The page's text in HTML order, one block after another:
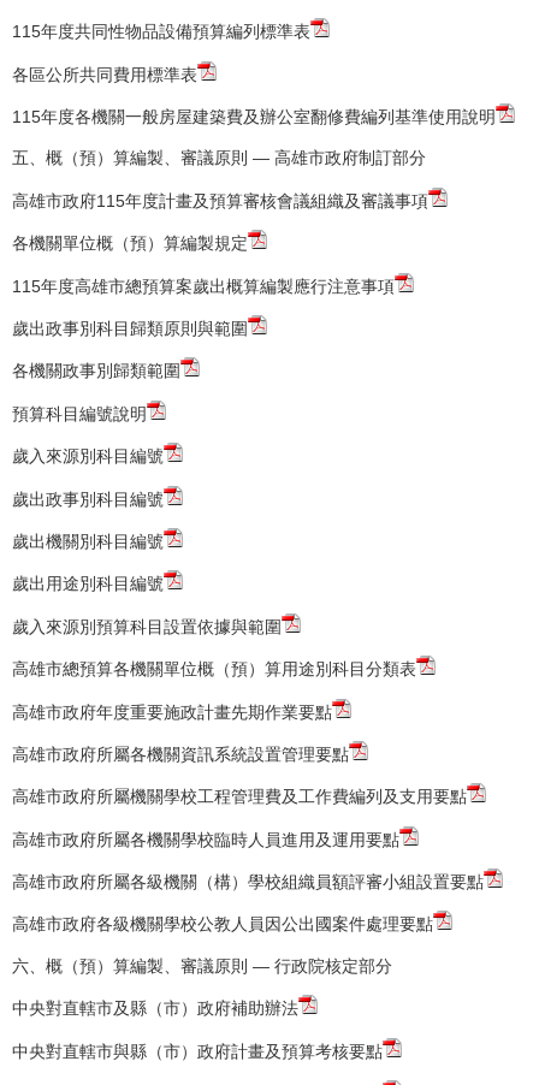
115年度共同性物品設備預算編列標準表
各區公所共同費用標準表
115年度各機關一般房屋建築費及辦公室翻修費編列基準使用說明
五、概（預）算編製、審議原則 — 高雄市政府制訂部分
高雄市政府115年度計畫及預算審核會議組織及審議事項
各機關單位概（預）算編製規定
115年度高雄市總預算案歲出概算編製應行注意事項
歲出政事別科目歸類原則與範圍
各機關政事別歸類範圍
預算科目編號說明
歲入來源別科目編號
歲出政事別科目編號
歲出機關別科目編號
歲出用途別科目編號
歲入來源別預算科目設置依據與範圍
高雄市總預算各機關單位概（預）算用途別科目分類表
高雄市政府年度重要施政計畫先期作業要點
高雄市政府所屬各機關資訊系統設置管理要點
高雄市政府所屬機關學校工程管理費及工作費編列及支用要點
高雄市政府所屬各機關學校臨時人員進用及運用要點
高雄市政府所屬各級機關（構）學校組織員額評審小組設置要點
高雄市政府各級機關學校公教人員因公出國案件處理要點
六、概（預）算編製、審議原則 — 行政院核定部分
中央對直轄市及縣（市）政府補助辦法
中央對直轄市與縣（市）政府計畫及預算考核要點